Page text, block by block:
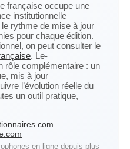
française occupe une
institutionnelle
rythme de mise à jour
pour chaque édition.
on peut consulter le
. Le-
rôle complémentaire : un
mis à jour
l’évolution réelle du
un outil pratique,
en ligne depuis plus